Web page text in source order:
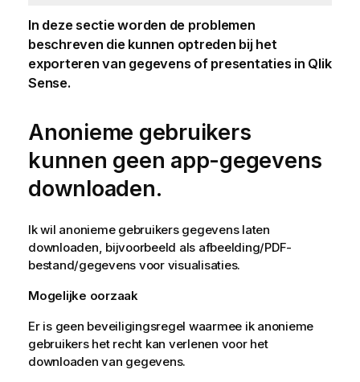
In deze sectie worden de problemen
beschreven die kunnen optreden bij het
exporteren van gegevens of presentaties in Qlik
Sense.
Anonieme gebruikers
kunnen geen app-gegevens
downloaden.
Ik wil anonieme gebruikers gegevens laten
downloaden, bijvoorbeeld als afbeelding/PDF-
bestand/gegevens voor visualisaties.
Mogelijke oorzaak
Er is geen beveiligingsregel waarmee ik anonieme
gebruikers het recht kan verlenen voor het
downloaden van gegevens.